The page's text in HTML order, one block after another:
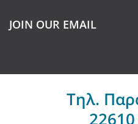
JOIN OUR EMAIL
Τηλ.